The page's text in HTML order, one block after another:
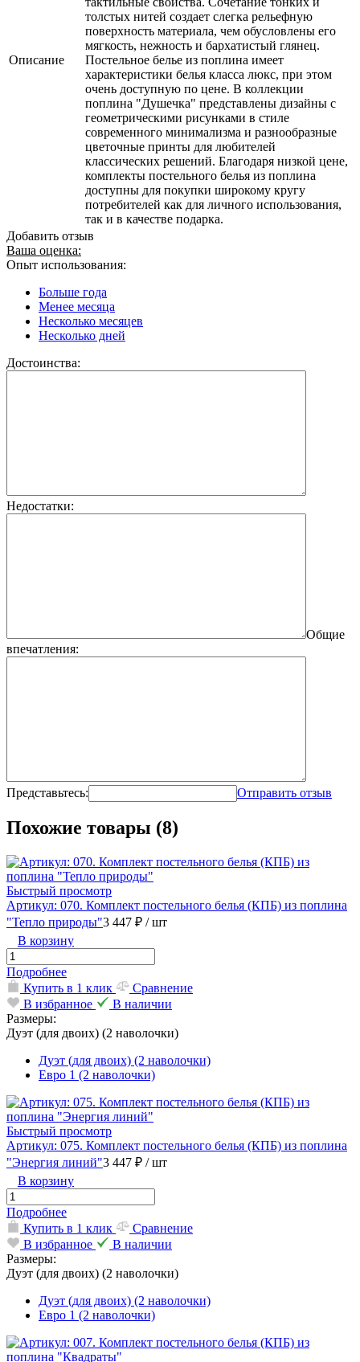
Описание
толстых нитей создает слегка рельефную
поверхность материала, чем обусловлены его
мягкость, нежность и бархатистый глянец.
Постельное белье из поплина имеет
характеристики белья класса люкс, при этом
очень доступную по цене. В коллекции
поплина "Душечка" представлены дизайны с
геометрическими рисунками в стиле
современного минимализма и разнообразные
цветочные принты для любителей
классических решений. Благодаря низкой цене,
комплекты постельного белья из поплина
доступны для покупки широкому кругу
потребителей как для личного использования,
так и в качестве подарка.
Добавить отзыв
Ваша оценка:
Опыт использования:
Больше года
Менее месяца
Несколько месяцев
Несколько дней
Достоинства:
Недостатки:
Общие
впечатления:
Представьтесь: Отправить отзыв
Похожие товары (8)
Быстрый просмотр
Артикул: 070. Комплект постельного белья (КПБ) из поплина
"Тепло природы"3 447 ₽ / шт
В корзину
Подробнее
Купить в 1 клик
Сравнение
В избранное
В наличии
Размеры:
Дуэт (для двоих) (2 наволочки)
Дуэт (для двоих) (2 наволочки)
Евро 1 (2 наволочки)
Быстрый просмотр
Артикул: 075. Комплект постельного белья (КПБ) из поплина
"Энергия линий"3 447 ₽ / шт
В корзину
Подробнее
Купить в 1 клик
Сравнение
В избранное
В наличии
Размеры:
Дуэт (для двоих) (2 наволочки)
Дуэт (для двоих) (2 наволочки)
Евро 1 (2 наволочки)